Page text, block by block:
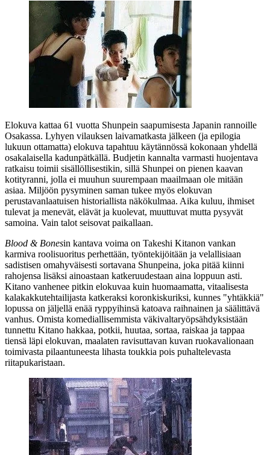
Elokuva kattaa 61 vuotta Shunpein saapumisesta Japanin rannoille
Osakassa. Lyhyen vilauksen laivamatkasta jälkeen (ja epilogia
lukuun ottamatta) elokuva tapahtuu käytännössä kokonaan yhdellä
osakalaisella kadunpätkällä. Budjetin kannalta varmasti huojentava
ratkaisu toimii sisällöllisestikin, sillä Shunpei on pienen kaavan
kotityranni, jolla ei muuhun suurempaan maailmaan ole mitään
asiaa. Miljöön pysyminen saman tukee myös elokuvan
perustavanlaatuisen historiallista näkökulmaa. Aika kuluu, ihmiset
tulevat ja menevät, elävät ja kuolevat, muuttuvat mutta pysyvät
samoina. Vain talot seisovat paikallaan.
Blood & Bonesin kantava voima on Takeshi Kitanon vankan
karmiva roolisuoritus perhettään, työntekijöitään ja velallisiaan
sadistisen omahyväisesti sortavana Shunpeina, joka pitää kiinni
rahojensa lisäksi ainoastaan katkeruudestaan aina loppuun asti.
Kitano vanhenee pitkin elokuvaa kuin huomaamatta, vitaalisesta
kalakakkutehtailijasta katkeraksi koronkiskuriksi, kunnes "yhtäkkiä"
lopussa on jäljellä enää ryppyihinsä katoava raihnainen ja säälittävä
vanhus. Omista komediallisemmista väkivaltaryöpsähdyksistään
tunnettu Kitano hakkaa, potkii, huutaa, sortaa, raiskaa ja tappaa
tiensä läpi elokuvan, maalaten ravisuttavan kuvan ruokavalionaan
toimivasta pilaantuneesta lihasta toukkia pois puhaltelevasta
riitapukaristaan.